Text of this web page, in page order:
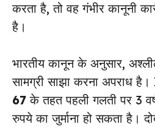
करता है, तो वह गंभीर कानूनी
है।
भारतीय कानून के अनुसार,
सामग्री साझा करना अपराध
67 के तहत पहली गलती पर 3
रुपये का जुर्माना हो सकता है।